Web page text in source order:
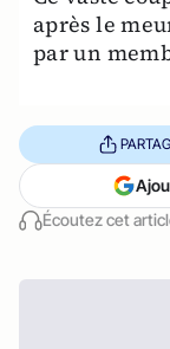
après le
par un
Écoutez cet